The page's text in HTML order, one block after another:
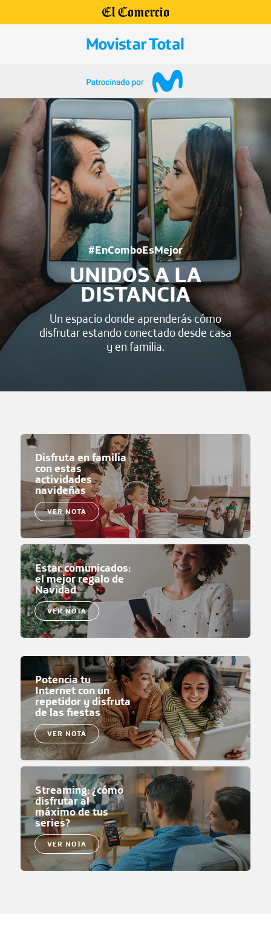
#EnComboEsMejor
UNIDOS A LA
DISTANCIA
Un espacio donde aprenderás cómo
disfrutar estando conectado desde casa
y en familia.
Disfruta en familia
con estas
actividades
navideñas
VER NOTA
Estar comunicados:
el mejor regalo de
Navidad
VER NOTA
Potencia tu
Internet con un
repetidor y disfruta
de las fiestas
VER NOTA
Streaming: ¿cómo
disfrutar al
máximo de tus
series?
VER NOTA